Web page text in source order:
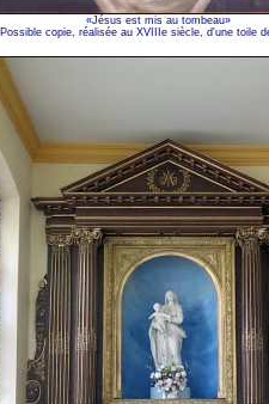
«Jésus est mis au tombeau»
Possible copie, réalisée au XVIIIe siècle, d'une toile